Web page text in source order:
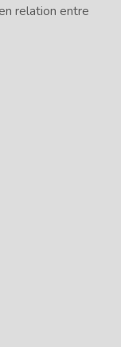
relation entre